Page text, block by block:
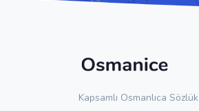
Kapsamlı Osmanlıca Sözlük